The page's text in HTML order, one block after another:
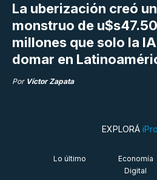
La uberización creó un
monstruo de
millones que solo la
domar en
Por Víctor Zapata
EXPLORÁ
Lo último
Economía
Digital